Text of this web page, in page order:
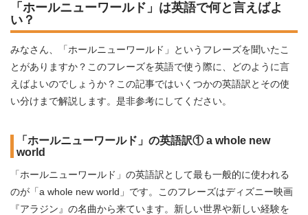
「ホールニューワールド」は英語で何と言えばよ
い？
みなさん、「ホールニューワールド」というフレーズを聞いたこ
とがありますか？このフレーズを英語で使う際に、どのように言
えばよいのでしょうか？この記事ではいくつかの英語訳とその使
い分けまで解説します。是非参考にしてください。
「ホールニューワールド」の英語訳① a whole new
world
「ホールニューワールド」の英語訳として最も一般的に使われる
のが「a whole new world」です。このフレーズはディズニー映画
『アラジン』の名曲から来ています。新しい世界や新しい経験を